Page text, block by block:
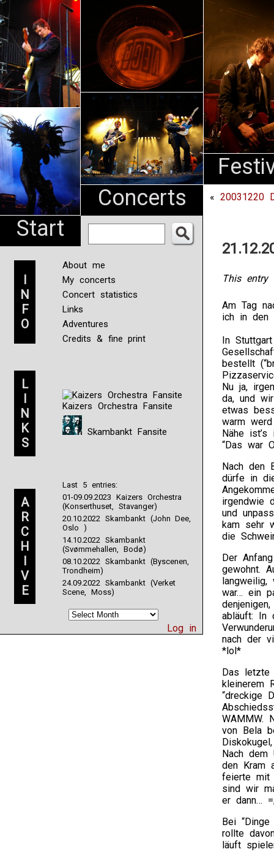
Start
Concerts
An
Pharma
NL
I
N
F
O
About me
My concerts
Concert statistics
Links
Adventures
Credits & fine print
L
I
N
K
S
Kaizers Orchestra Fansite
Skambankt Fansite
A
R
C
H
I
V
E
Last 5 entries:
01-09.09.2023 Kaizers Orchestra
(Konserthuset, Stavanger)
20.10.2022 Skambankt (John Dee,
Oslo )
14.10.2022 Skambankt
(Svømmehallen, Bodø)
08.10.2022 Skambankt (Byscenen,
Trondheim)
24.09.2022 Skambankt (Verket
Scene, Moss)
Log in
« 20031220
This entry
Am Tag
ich in den
In
bestellt
Nu ja,
da, und
etwas
warm
Nähe
“Das war
Nach den
dürfe in
irgendwie
und
kam sehr
die
Der
gewohnt.
war… ein
abläuft: In
nach der
*lol*
Das letzte
kleinerem
“dreckige
WAMMW.
von Bela
Nach dem
den Kram
feierte mit
sind wir
er dann…
Bei
rollte
läuft